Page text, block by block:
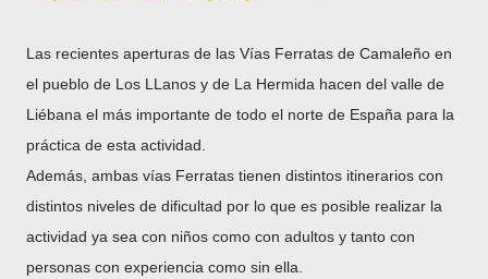
Las recientes aperturas de las Vías Ferratas de Camaleño en
el pueblo de Los LLanos y de La Hermida hacen del valle de
Liébana el más importante de todo el norte de España para la
práctica de esta actividad.
Además, ambas vías Ferratas tienen distintos itinerarios con
distintos niveles de dificultad por lo que es posible realizar la
actividad ya sea con niños como con adultos y tanto con
personas con experiencia como sin ella.